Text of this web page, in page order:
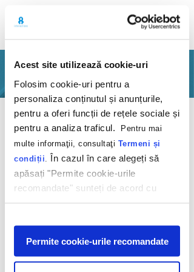
Acest site utilizează cookie-uri
Folosim cookie-uri pentru a
personaliza conținutul și anunțurile,
pentru a oferi funcții de rețele sociale și
pentru a analiza traficul.
Pentru mai
multe informaţii, consultaţi Termeni și
condiții În cazul în care alegeți să
apăsați "Permite cookie-urile
recomandate" sunteți de acord cu
utilizarea modulelor noastre cookie.
Afişare
Permite cookie-urile recomandate
PORTFOLIO
Back
Store Manager
Mega Image
2011
We're looking for the best store manager!